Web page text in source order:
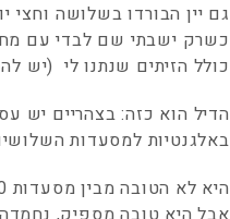
גם יין הבורדו בשלושה וחצי
כשרק ישבתי שם לבדי עם
כולל הזיתים שנתנו לי (יש
באלגנטיות למסעדות
היא לא הטובה מבין מסעדות 30 היורו לארוחה מלאה (